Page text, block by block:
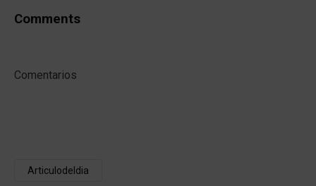
Comments
Comentarios
Articulodeldia